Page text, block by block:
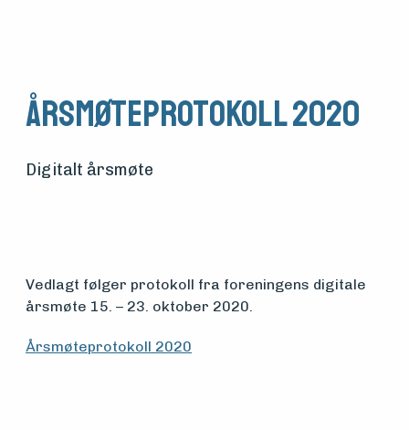
Medlemsfartøy
Årsmøteprotokoll 2020
Digitalt årsmøte
Vedlagt følger protokoll fra foreningens digitale
årsmøte 15. – 23. oktober 2020.
Årsmøteprotokoll 2020